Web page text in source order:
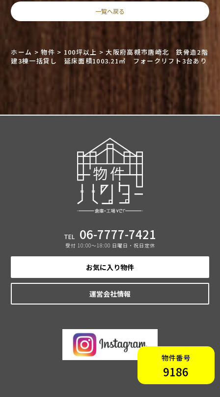
物件番号
9186
一覧へ戻る
ホーム >物件 > 100坪以上 >大阪府高槻市唐崎北 鉄骨造2階
建3棟一括貸し 延床面積1003.21㎡ フォークリフト3台あり
TEL 06-7777-7421
受付 10:00〜18:00 日曜日・祝日定休
お気に入り物件
運営会社情報